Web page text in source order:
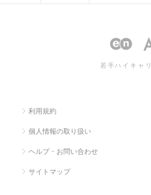
企画の転職
若手ハイキャ
利用規約
個人情報の取り扱い
ヘルプ・お問い合わせ
サイトマップ